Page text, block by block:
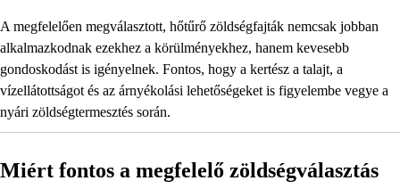
A megfelelően megválasztott, hőtűrő zöldségfajták nemcsak jobban
alkalmazkodnak ezekhez a körülményekhez, hanem kevesebb
gondoskodást is igényelnek. Fontos, hogy a kertész a talajt, a
vízellátottságot és az árnyékolási lehetőségeket is figyelembe vegye a
nyári zöldségtermesztés során.
Miért fontos a megfelelő zöldségválasztás